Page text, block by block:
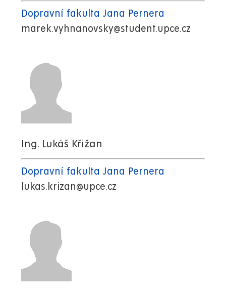
Dopravní fakulta Jana Pernera
marek.vyhnanovsky@student.upce.cz
Ing. Lukáš Křižan
Dopravní fakulta Jana Pernera
lukas.krizan@upce.cz